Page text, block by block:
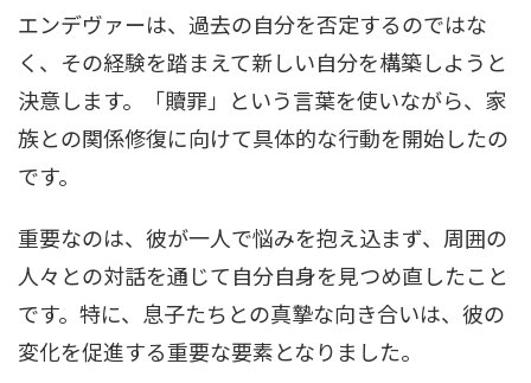
エンデヴァーは、過去の自分を否定するのではな
く、その経験を踏まえて新しい自分を構築しようと
決意します。「贖罪」という言葉を使いながら、家
族との関係修復に向けて具体的な行動を開始したの
です。
重要なのは、彼が一人で悩みを抱え込まず、周囲の
人々との対話を通じて自分自身を見つめ直したこと
です。特に、息子たちとの真摯な向き合いは、彼の
変化を促進する重要な要素となりました。